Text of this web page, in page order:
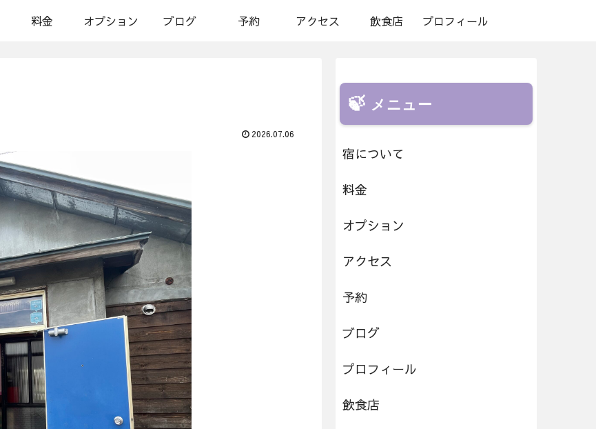
料金 オプション ブログ 予約 アクセス 飲食店 プロフィール
2026.07.06
メニュー
宿について
料金
オプション
アクセス
予約
ブログ
プロフィール
飲食店